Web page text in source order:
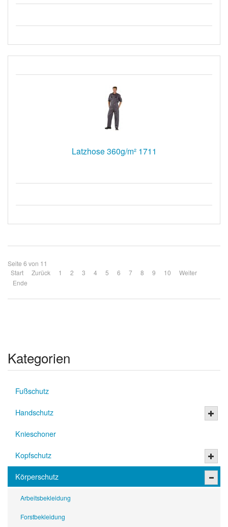
Latzhose 360g/m² 1711
Seite 6 von 11
Start
Zurück 1 2 3 4 5 6 7 8 9 10
Weiter
Ende
Kategorien
Fußschutz
Handschutz
Knieschoner
Kopfschutz
Körperschutz
Arbeitsbekleidung
Forstbekleidung